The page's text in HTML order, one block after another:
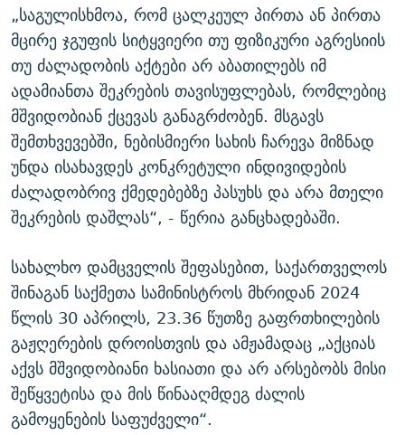
„საგულისხმოა, რომ ცალკეულ პირთა ან პირთა
მცირე ჯგუფის სიტყვიერი თუ ფიზიკური აგრესიის
თუ ძალადობის აქტები არ აბათილებს იმ
ადამიანთა შეკრების თავისუფლებას, რომლებიც
მშვიდობიან ქცევას განაგრძობენ. მსგავს
შემთხვევებში, ნებისმიერი სახის ჩარევა მიზნად
უნდა ისახავდეს კონკრეტული ინდივიდების
ძალადობრივ ქმედებებზე პასუხს და არა მთელი
შეკრების დაშლას“, - წერია განცხადებაში.
სახალხო დამცველის შეფასებით, საქართველოს
შინაგან საქმეთა სამინისტროს მხრიდან 2024
წლის 30 აპრილს, 23.36 წუთზე გაფრთხილების
გაჟღერების დროისთვის და ამჟამადაც „აქციას
აქვს მშვიდობიანი ხასიათი და არ არსებობს მისი
შეწყვეტისა და მის წინააღმდეგ ძალის
გამოყენების საფუძველი“.